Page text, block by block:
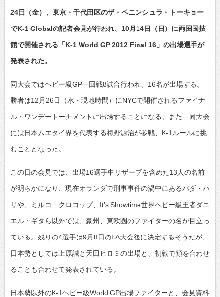
24日（金）、東京・千代田区のザ・ペニンシュラ・トーキョー
でK-1 Globalの記者会見が行われ、10月14日（日）に両国国技
館で開催される「K-1 World GP 2012 Final 16」の出場選手が
発表された。
同大会ではヘビー級GP一回戦8試合行われ、16名が出場する。
勝者は12月26日（水・現地時間）にNYCで開催されるファイナ
ル・ワンデートーナメントに出場することになる。また、同大会
には日本ムエタイ界を代表する梅野源治が参戦、K-1ルールに挑
むこととなった。
この日の会見では、出場16選手中リザーブを含めた13人の名前
が明らかになり、現在オランダで刑事事件の渦中にあるバダ・ハ
リや、ミルコ・クロコップ、It’s Showtime世界ヘビー級王者ダニ
エル・ギタら以外では、豪州、東欧圏のファイターの名が目立っ
ている。残りの4選手は9月8日のLA大会後に決定するそうだが、
日本勢としては上原誠と天田ヒロミの出場と、初戦で顔を合わせ
ることも合わせて発表されている。
日本勢以外のK-1ヘビー級World GP出場ファイターと、会見資料